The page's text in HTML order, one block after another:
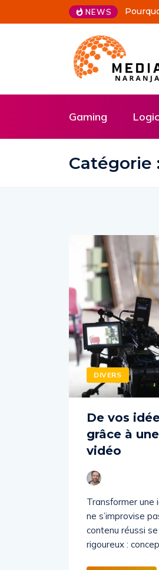
NEWS De vos
Gaming
Catégorie
DIVERS
De vos
grâce à
vidéo
Transformer une
ne s’improvise
contenu réussi
rigoureux :